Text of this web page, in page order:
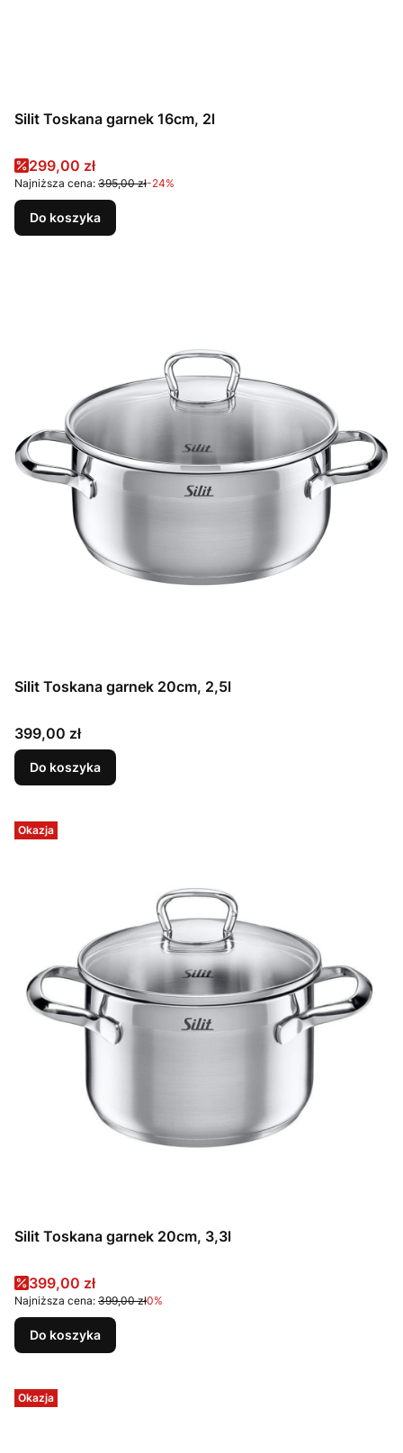
Silit Toskana garnek 16cm, 2l
Cena promocyjna
299,00 zł
Najniższa cena: 395,00 zł-24%
Do koszyka
Silit Toskana garnek 20cm, 2,5l
Cena
399,00 zł
Do koszyka
Okazja
Silit Toskana garnek 20cm, 3,3l
Cena promocyjna
399,00 zł
Najniższa cena: 399,00 zł0%
Do koszyka
Okazja